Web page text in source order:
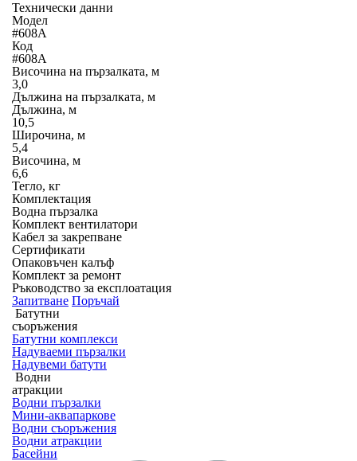
Технически данни
Модел
#608A
Код
#608A
Височина на пързалката, м
3,0
Дължина на пързалката, м
Дължина, м
10,5
Широчина, м
5,4
Височина, м
6,6
Тегло, кг
Комплектация
Водна пързалка
Комплект вентилатори
Кабел за закрепване
Сертификати
Опаковъчен калъф
Комплект за ремонт
Ръководство за експлоатация
Запитване Поръчай
Батутни
съоръжения
Батутни комплекси
Надуваеми пързалки
Надувеми батути
Водни
атракции
Водни пързалки
Мини-аквапаркове
Водни съоръжения
Водни атракции
Басейни